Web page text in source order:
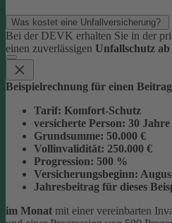
Was kostet eine Unfallversicherung?
Bei der DEVK erhalten Sie in der
einen zuverlässigen Unfallschutz ab
Beispielrechnung für einen
Tarif: Komfort-Schutz
versicherte Person: 30 Jahre
Grundsumme: 50.000 €
Vollinvalidität: 250.000 €
Progression: 500 %
Versicherungsbeginn:
Jahresbeitrag für dieses
im Monat mit einer vereinbarten